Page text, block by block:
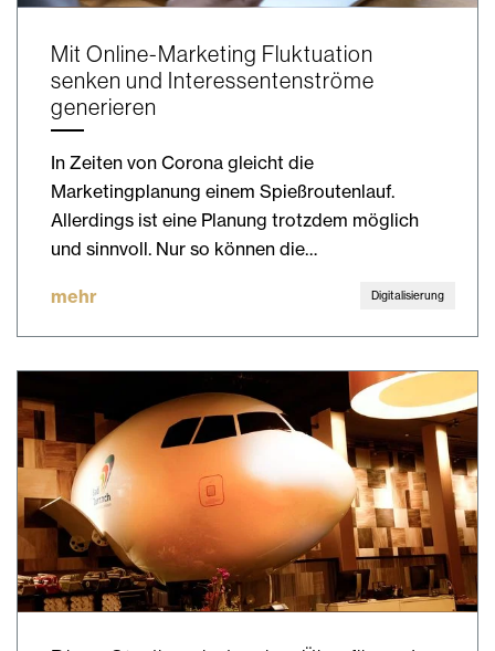
Mit Online-Marketing Fluktuation
senken und Interessentenströme
generieren
In Zeiten von Corona gleicht die
Marketingplanung einem Spießroutenlauf.
Allerdings ist eine Planung trotzdem möglich
und sinnvoll. Nur so können die…
mehr Digitalisierung